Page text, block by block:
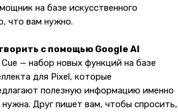
на базе искусственного
что вам нужно.
с помощью Google AI
— набор новых функций на базе
для Pixel, которые
полезную информацию именно
нужна. Друг пишет вам, чтобы спросить,